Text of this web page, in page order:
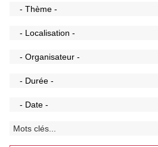
- Thème -
- Localisation -
- Organisateur -
- Durée -
- Date -